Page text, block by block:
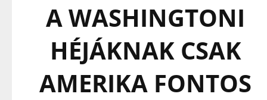
A WASHINGTONI
HÉJÁKNAK CSAK
AMERIKA FONTOS